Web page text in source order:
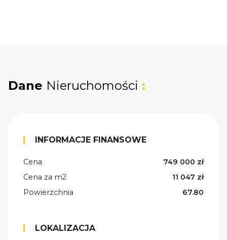
Dane Nieruchomości :
INFORMACJE FINANSOWE
Cena
749 000 zł
Cena za m2
11 047 zł
Powierzchnia
67.80
LOKALIZACJA